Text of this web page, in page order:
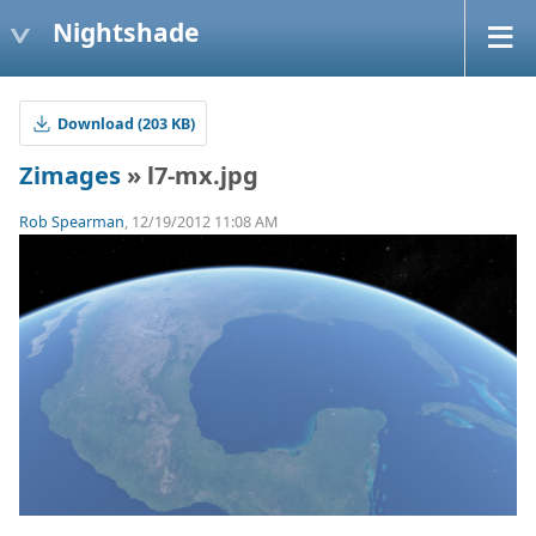
Nightshade
Download (203 KB)
Zimages » l7-mx.jpg
Rob Spearman, 12/19/2012 11:08 AM